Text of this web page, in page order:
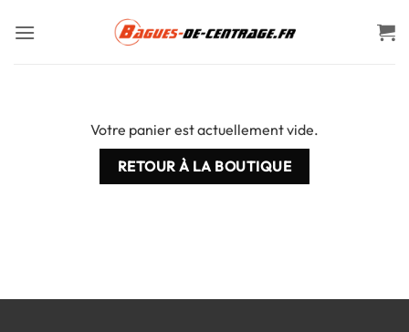
Votre panier est actuellement vide.
RETOUR À LA BOUTIQUE